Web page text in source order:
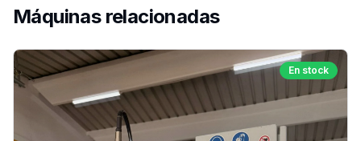
Máquinas relacionadas
En stock